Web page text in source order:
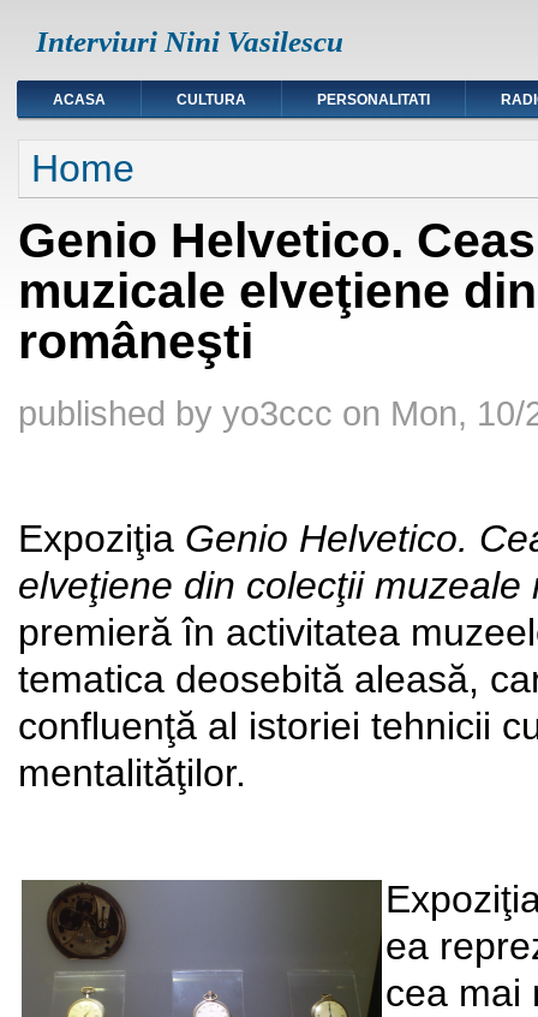
Interviuri Nini Vasilescu
ACASA CULTURA PERSONALITATI
You are here
Home
Genio Helvetico.
muzicale elveţiene
româneşti
published by yo3ccc on Mon, 10/
Expoziţia Genio Helvetico.
elveţiene din colecţii muzeale
premieră în activitatea
tematica deosebită aleasă,
confluenţă al istoriei tehnicii
mentalităţilor.
ea
cea mai